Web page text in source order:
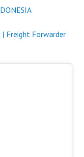
| Freight Forwarder